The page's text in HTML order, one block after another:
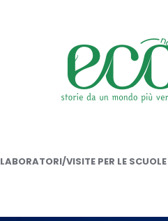
LABORATORI/VISITE PER LE SCUOLE